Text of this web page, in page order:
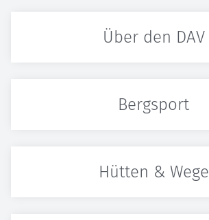
Über den DAV
Bergsport
Hütten & Wege